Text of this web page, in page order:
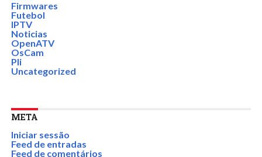
Firmwares
Futebol
IPTV
Noticias
OpenATV
OsCam
Pli
Uncategorized
META
Iniciar sessão
Feed de entradas
Feed de comentários